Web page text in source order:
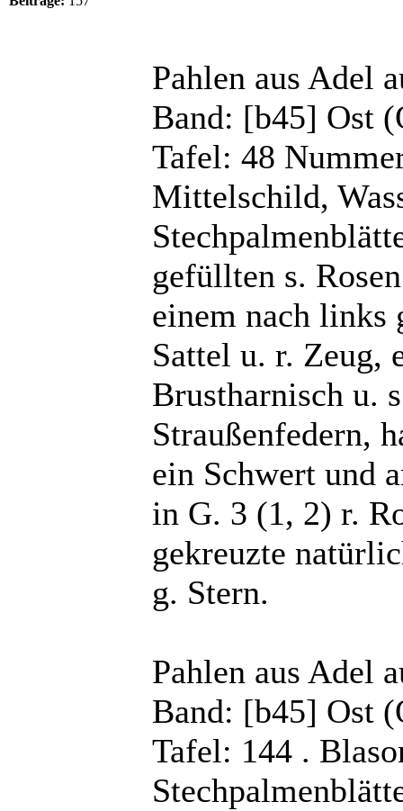
Pahlen aus Adel
Band: [b45] Ost
Tafel: 48
Mittelschild,
gefüllten s.
einem nach links
Sattel u. r. Zeug,
Brustharnisch u.
Straußenfedern,
ein Schwert und
in G. 3 (1, 2) r.
gekreuzte
g. Stern.
Pahlen aus Adel
Band: [b45] Ost
Tafel: 144 .